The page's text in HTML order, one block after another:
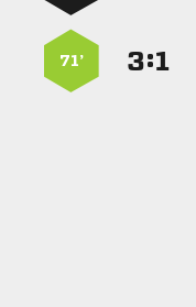
:
71’